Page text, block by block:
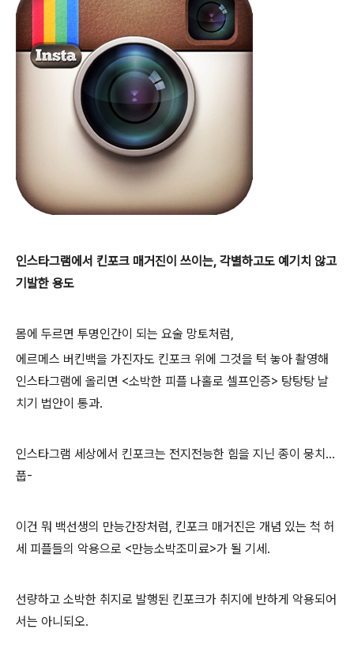
인스타그램에서 킨포크 매거진이 쓰이는, 각별하고도 예기치 않고
기발한 용도
몸에 두르면 투명인간이 되는 요술 망토처럼,
에르메스 버킨백을 가진자도 킨포크 위에 그것을 턱 놓아 촬영해
인스타그램에 올리면 <소박한 피플 나홀로 셀프인증> 탕탕탕 날
치기 법안이 통과.
인스타그램 세상에서 킨포크는 전지전능한 힘을 지닌 종이 뭉치...
풉-
이건 뭐 백선생의 만능간장처럼, 킨포크 매거진은 개념 있는 척 허
세 피플들의 악용으로 <만능소박조미료>가 될 기세.
선량하고 소박한 취지로 발행된 킨포크가 취지에 반하게 악용되어
서는 아니되오.